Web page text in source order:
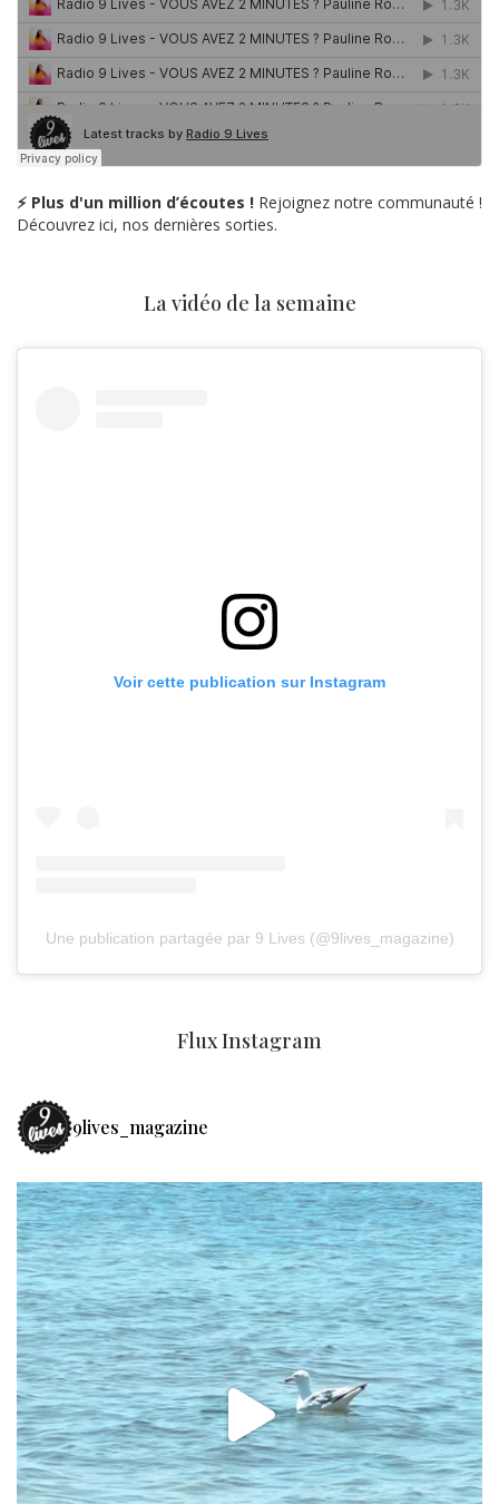
⚡ Plus d'un million d’écoutes ! Rejoignez notre communauté !
Découvrez ici, nos dernières sorties.
La vidéo de la semaine
Voir cette publication sur Instagram
Une publication partagée par 9 Lives (@9lives_magazine)
Flux Instagram
9lives_magazine